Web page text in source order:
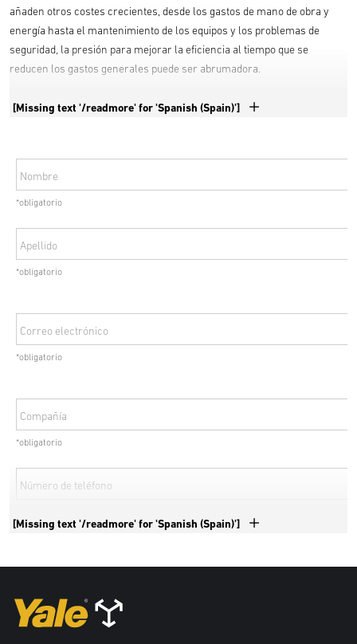
añaden otros costes crecientes, desde los gastos de mano de obra y
energía hasta el mantenimiento de los equipos y los problemas de
seguridad, la presión para mejorar la eficiencia al tiempo que se
reducen los gastos generales puede ser abrumadora.
Muchas empresas pueden estar deseando que llegue el día en que las
está en el futuro y puede seguir siendo un sueño caro.
enfrentan hoy en día. Los planteamientos innovadores y las
inversiones estratégicas están ayudando a las empresas con visión de
presiones financieras.
[Missing text '/readmore' for 'Spanish (Spain)']
Nombre
*obligatorio
Apellido
*obligatorio
Correo electrónico
*obligatorio
Compañía
*obligatorio
Número de teléfono
*obligatorio
[Missing text '/readmore' for 'Spanish (Spain)']